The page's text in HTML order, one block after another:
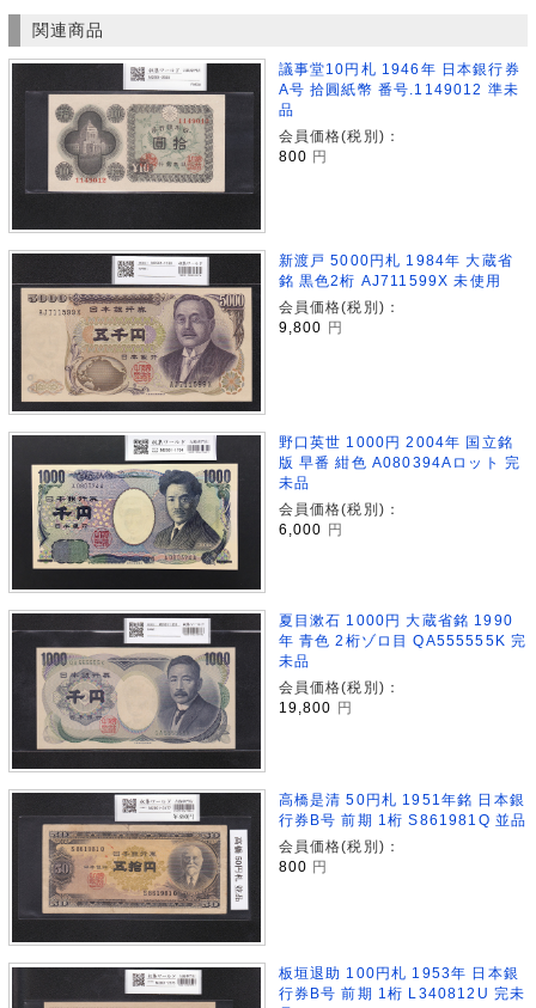
関連商品
議事堂10円札 1946年 日本銀行券
A号 拾圓紙幣 番号.1149012 準未
品
会員価格(税別)：
800 円
新渡戸 5000円札 1984年 大蔵省
銘 黒色2桁 AJ711599X 未使用
会員価格(税別)：
9,800 円
野口英世 1000円 2004年 国立銘
版 早番 紺色 A080394Aロット 完
未品
会員価格(税別)：
6,000 円
夏目漱石 1000円 大蔵省銘 1990
年 青色 2桁ゾロ目 QA555555K 完
未品
会員価格(税別)：
19,800
円
高橋是清 50円札 1951年銘 日本銀
行券B号 前期 1桁 S861981Q 並品
会員価格(税別)：
800 円
板垣退助 100円札 1953年 日本銀
行券B号 前期 1桁 L340812U 完未